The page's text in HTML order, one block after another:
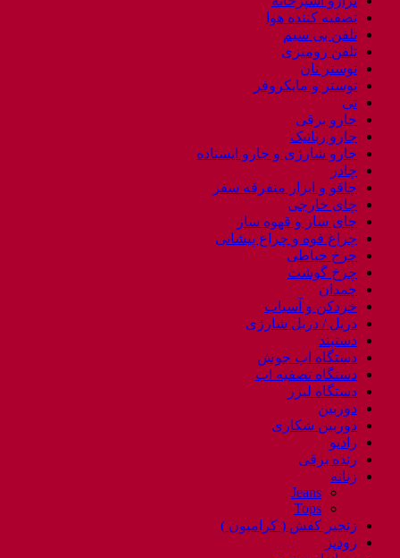
تصفیه کننده هوا
تلفن بی سیم
تلفن رومیزی
توستر نان
توستر و مایکروفر
تی
جارو برقی
جارو رباتیک
جارو شارژی و جارو ایستاده
چادر
چاقو و ابزار متفرقه سفر
چای خارجی
چای ساز و قهوه ساز
چراغ قوه و چراغ پیشانی
چرخ خیاطی
چرخ گوشت
چمدان
خردکن و آسیاب
دریل / دریل شارژی
دستبند
دستگاه اب جوش
دستگاه تصفیه اب
دستگاه لیزر
دوربین
دوربین شکاری
رادیو
رنده برقی
زنانه
Jeans
Tops
زنجیر کفش ( کرامپون )
زودپز